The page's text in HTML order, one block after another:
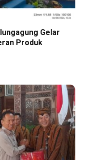
Gelar
Produk